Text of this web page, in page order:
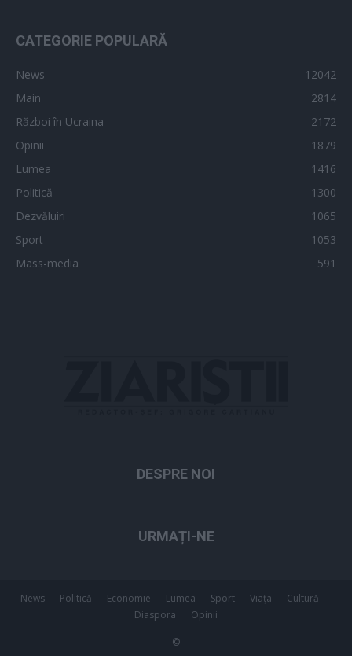
CATEGORIE POPULARĂ
News
12042
Main
2814
Război în Ucraina
2172
Opinii
1879
Lumea
1416
Politică
1300
Dezvăluiri
1065
Sport
1053
Mass-media
591
DESPRE NOI
URMAȚI-NE
News Politică Economie Lumea Sport Viața
Cultură
Diaspora
Opinii
©